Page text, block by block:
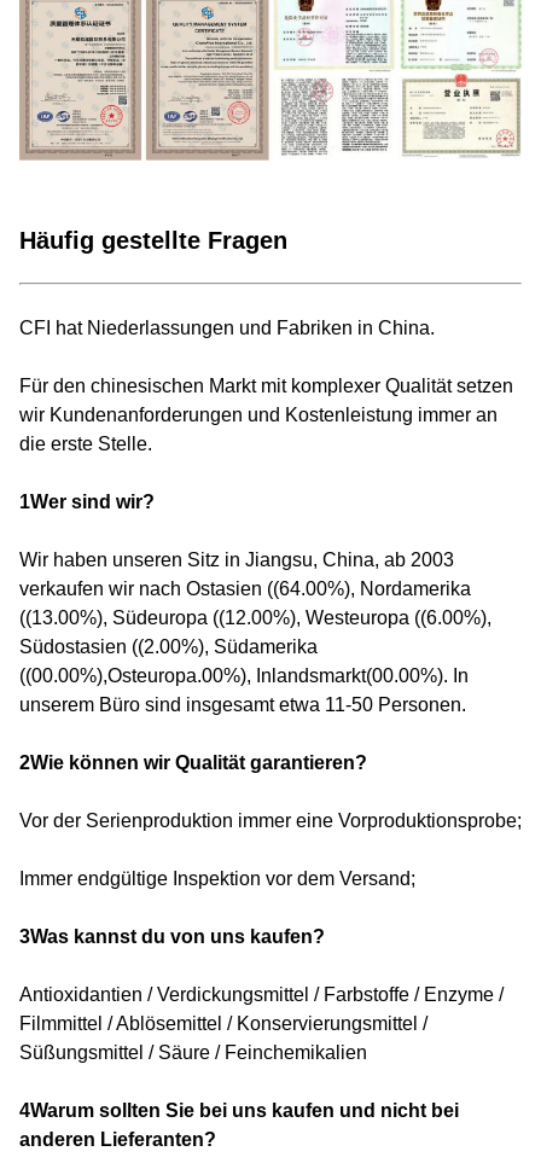
Häufig gestellte Fragen
CFI hat Niederlassungen und Fabriken in China.
Für den chinesischen Markt mit komplexer Qualität setzen
wir Kundenanforderungen und Kostenleistung immer an
die erste Stelle.
1Wer sind wir?
Wir haben unseren Sitz in Jiangsu, China, ab 2003
verkaufen wir nach Ostasien ((64.00%), Nordamerika
((13.00%), Südeuropa ((12.00%), Westeuropa ((6.00%),
Südostasien ((2.00%), Südamerika
((00.00%),Osteuropa.00%), Inlandsmarkt(00.00%). In
unserem Büro sind insgesamt etwa 11-50 Personen.
2Wie können wir Qualität garantieren?
Vor der Serienproduktion immer eine Vorproduktionsprobe;
Immer endgültige Inspektion vor dem Versand;
3Was kannst du von uns kaufen?
Antioxidantien / Verdickungsmittel / Farbstoffe / Enzyme /
Filmmittel / Ablösemittel / Konservierungsmittel /
Süßungsmittel / Säure / Feinchemikalien
4Warum sollten Sie bei uns kaufen und nicht bei
anderen Lieferanten?